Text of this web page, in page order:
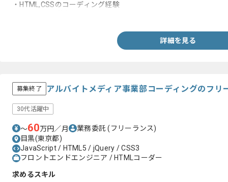
・HTML,CSSのコーディング経験
詳細を見る
募集終了 アルバイトメディア事業部コーディングのフリ
30代活躍中
〜60万円／月 業務委託(フリーランス)
目黒(東京都)
JavaScript / HTML5 / jQuery / CSS3
フロントエンドエンジニア / HTMLコーダー
求めるスキル